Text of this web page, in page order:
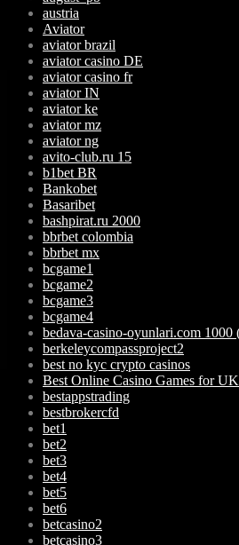
austria
Aviator
aviator brazil
aviator casino DE
aviator casino fr
aviator IN
aviator ke
aviator mz
aviator ng
avito-club.ru 15
b1bet BR
Bankobet
Basaribet
bashpirat.ru 2000
bbrbet colombia
bbrbet mx
bcgame1
bcgame2
bcgame3
bcgame4
bedava-casino-oyunlari.com 1000
berkeleycompassproject2
best no kyc crypto casinos
Best Online Casino Games for
bestappstrading
bestbrokercfd
bet1
bet2
bet3
bet4
bet5
bet6
betcasino2
betcasino3